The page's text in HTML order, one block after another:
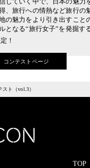
、旅行への情熱など旅行の
の魅力をより引き出すこと
となる“旅行女子”を発掘す
！
コンテストページ
ト（vol.3）
TOP